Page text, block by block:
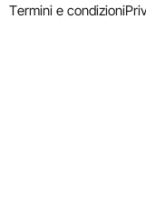
Termini e condizioni